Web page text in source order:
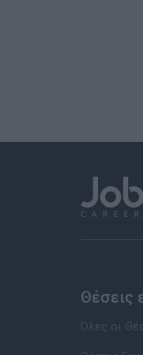
Θέσεις
Όλες οι